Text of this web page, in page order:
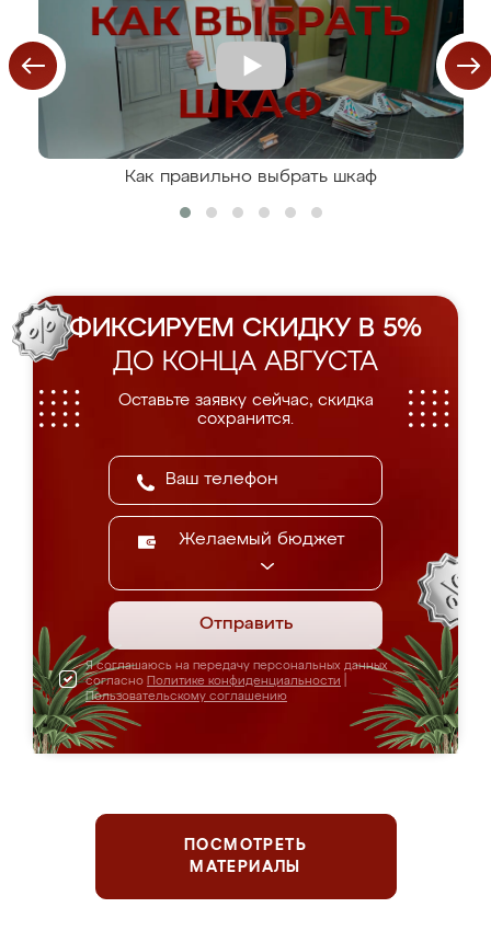
Как правильно выбрать шкаф
ФИКСИРУЕМ СКИДКУ В 5%
ДО КОНЦА АВГУСТА
Оставьте заявку сейчас, скидка
сохранится.
Желаемый бюджет
Отправить
Я соглашаюсь на передачу персональных данных
согласно Политике конфиденциальности
Пользовательскому соглашению
ПОСМОТРЕТЬ
МАТЕРИАЛЫ